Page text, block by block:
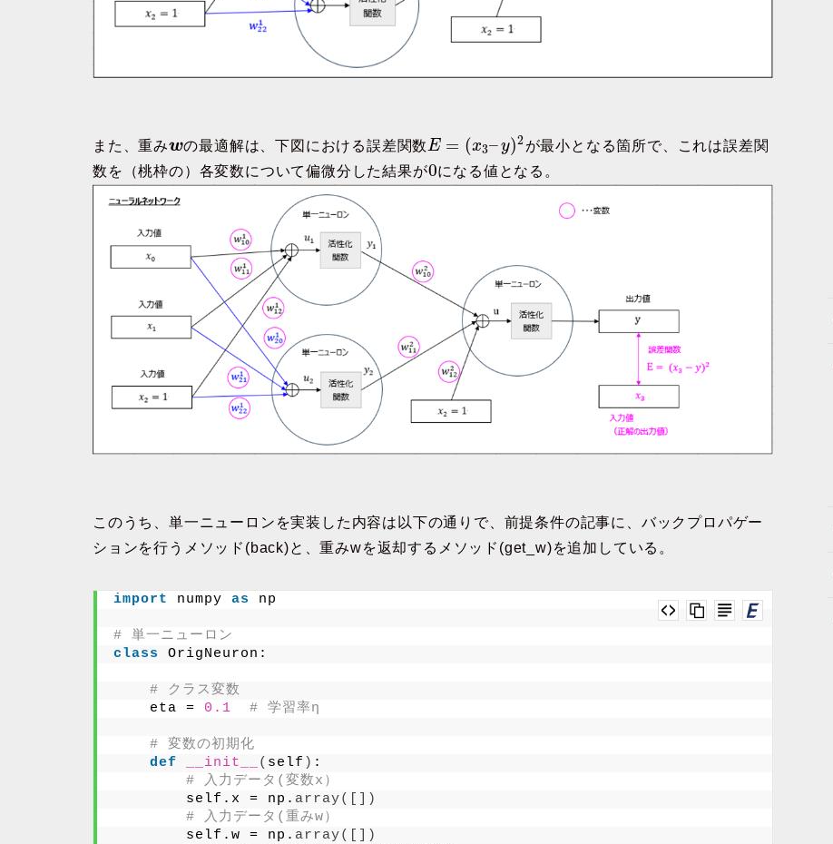
また、重みwの最適解は、下図における誤差関数E = (x3–y)2 が最小となる箇所で、これは誤差関
数を（桃枠の）各変数について偏微分した結果が0になる値となる。
このうち、単一ニューロンを実装した内容は以下の通りで、前提条件の記事に、バックプロパゲー
ションを行うメソッド(back)と、重みwを返却するメソッド(get_w)を追加している。
import numpy as np
# 単一ニューロン
class
OrigNeuron:
# クラス変数
    eta =
0.1 # 学習率η
# 変数の初期化
def
__init__ ( self ) :
# 入力データ(変数x）
        self.x = np.
array([])
# 入力データ(重みw）
        self.w = np.
array([])